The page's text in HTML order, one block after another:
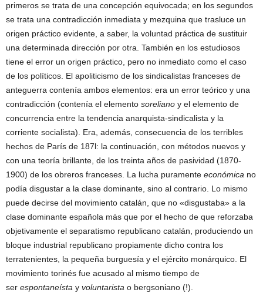
primeros se trata de una concepción equivocada; en los segundos
se trata una contradicción inmediata y mezquina que trasluce un
origen práctico evidente, a saber, la voluntad práctica de sustituir
una determinada dirección por otra. También en los estudiosos
tiene el error un origen práctico, pero no inmediato como el caso
de los políticos. El apoliticismo de los sindicalistas franceses de
anteguerra contenía ambos elementos: era un error teórico y una
contradicción (contenía el elemento soreliano y el elemento de
concurrencia entre la tendencia anarquista-sindicalista y la
corriente socialista). Era, además, consecuencia de los terribles
hechos de París de 187l: la continuación, con métodos nuevos y
con una teoría brillante, de los treinta años de pasividad (1870-
1900) de los obreros franceses. La lucha puramente económica no
podía disgustar a la clase dominante, sino al contrario. Lo mismo
puede decirse del movimiento catalán, que no «disgustaba» a la
clase dominante española más que por el hecho de que reforzaba
objetivamente el separatismo republicano catalán, produciendo un
bloque industrial republicano propiamente dicho contra los
terratenientes, la pequeña burguesía y el ejército monárquico. El
movimiento torinés fue acusado al mismo tiempo de
ser espontaneísta y voluntarista o bergsoniano (!).